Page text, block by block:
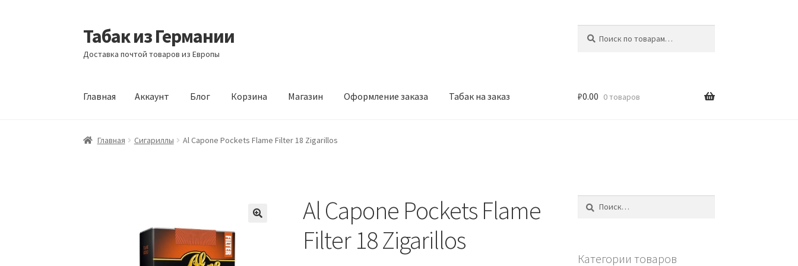
Перейти
к
навигации
Перейти
к
содержимому
Табак из Германии
Доставка почтой товаров из Европы
Главная Аккаунт Блог Корзина Магазин Оформление заказа Табак на заказ
Главная Аккаунт Корзина Магазин Оформление заказа
₽0.00 0 товаров
Главная Сигариллы Al Capone Pockets Flame Filter 18 Zigarillos
Al Capone Pockets Flame
Filter 18 Zigarillos
Найти:
Категории товаров